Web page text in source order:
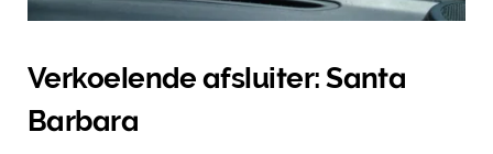
Verkoelende afsluiter: Santa
Barbara